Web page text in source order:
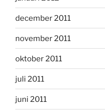
december 2011
november 2011
oktober 2011
juli 2011
juni 2011